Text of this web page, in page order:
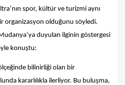
spor, kültür ve turizmi aynı
organizasyon olduğunu söyledi.
Mudanya’ya duyulan ilginin göstergesi
konuştu:
bilinirliği olan bir
kararlılıkla ilerliyor. Bu buluşma,